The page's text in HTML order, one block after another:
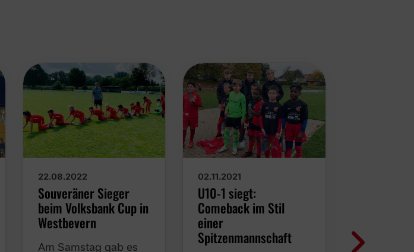
22.08.2022
Souveräner Sieger
beim Volksbank Cup in
Westbevern
Am Samstag gab es
02.11.2021
U10-1 siegt: Comeback
im Stil einer
Spitzenmannschaft
Ersatzgeschwächt und
U10-1 von